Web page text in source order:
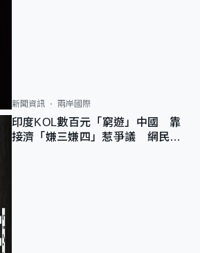
新聞資訊 兩岸國際
印度KOL數百元「窮遊」中國 靠
接濟「嫌三嫌四」惹爭議 網民：